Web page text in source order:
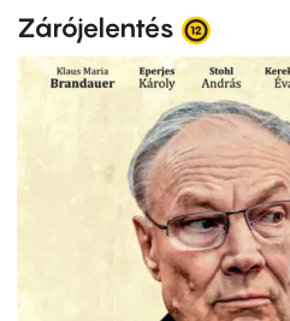
Zárójelentés